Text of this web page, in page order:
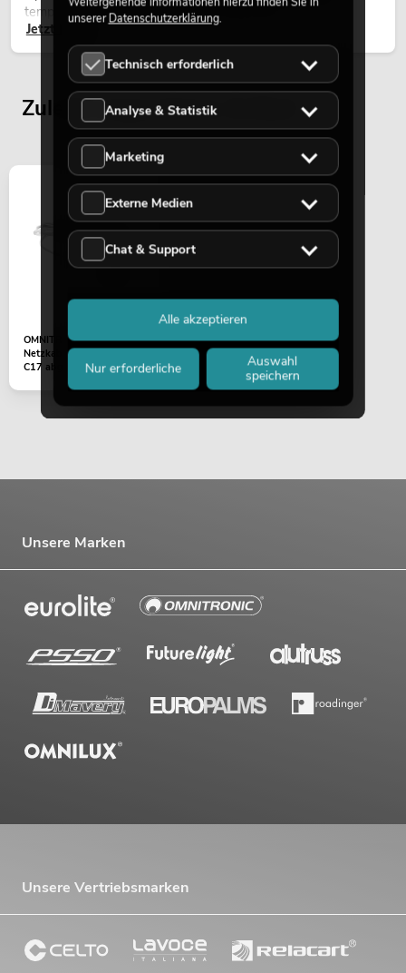
temporären Außeninstallationen eingesetzt.
Jetzt lesen
Zuletzt angesehene Artikel
OMNITRONIC Kaltgeräte
Netzkabel 2x0,75 1,5m
C17 abgewinkelt ws
Unsere Marken
Unsere Vertriebsmarken
unsererDatenschutzerklärung.
Technisch erforderlich
Analyse & Statistik
Marketing
Externe Medien
Chat & Support
Nur erforderliche
Auswahl
speichern
Alle akzeptieren